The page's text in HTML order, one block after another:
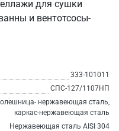
для сушки
и вентотсосы-
333-101011
СПС-127/1107НП
нержавеющая сталь,
каркас-нержавеющая сталь
Нержавеющая сталь AISI 304